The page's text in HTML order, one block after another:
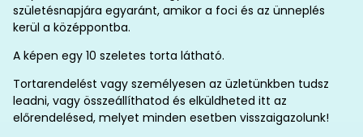
születésnapjára egyaránt, amikor a foci és az ünneplés
kerül a középpontba.
A képen egy 10 szeletes torta látható.
Tortarendelést vagy személyesen az üzletünkben tudsz
leadni, vagy összeállíthatod és elküldheted itt az
előrendelésed, melyet minden esetben visszaigazolunk!